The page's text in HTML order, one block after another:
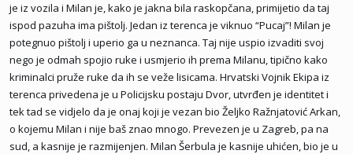
je iz vozila i Milan je, kako je jakna bila raskopčana, primijetio da taj
ispod pazuha ima pištolj. Jedan iz terenca je viknuo “Pucaj”! Milan je
potegnuo pištolj i uperio ga u neznanca. Taj nije uspio izvaditi svoj
nego je odmah spojio ruke i usmjerio ih prema Milanu, tipično kako
kriminalci pruže ruke da ih se veže lisicama. Hrvatski Vojnik Ekipa iz
terenca privedena je u Policijsku postaju Dvor, utvrđen je identitet i
tek tad se vidjelo da je onaj koji je vezan bio Željko Ražnjatović Arkan,
o kojemu Milan i nije baš znao mnogo. Prevezen je u Zagreb, pa na
sud, a kasnije je razmijenjen. Milan Šerbula je kasnije uhićen, bio je u